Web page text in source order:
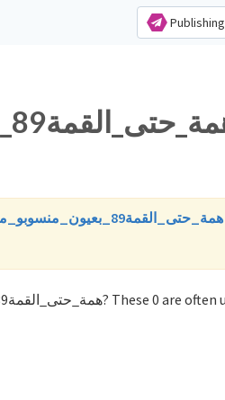
Publishing
#همة_حتى_القمة89_بعيون_منسوبو_معهد_الفكرية_بالحصمة